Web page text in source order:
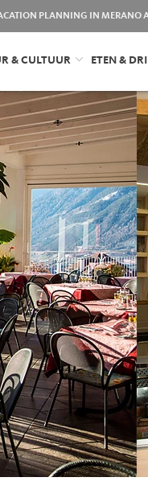
PLANNING IN MERANO
& CULTUUR ETEN &